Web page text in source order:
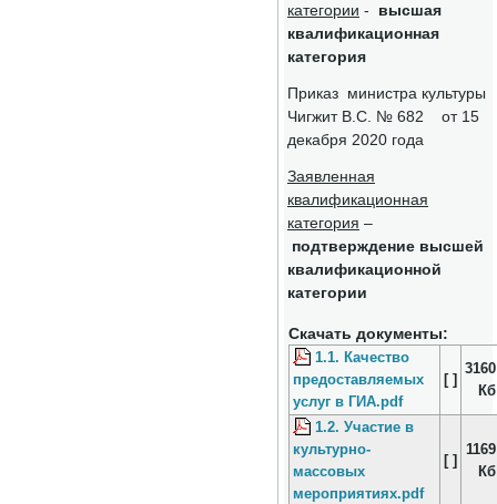
категории - высшая
квалификационная
категория
Приказ министра культуры
Чигжит В.С. № 682 от 15
декабря 2020 года
Заявленная
квалификационная
категория –
подтверждение высшей
квалификационной
категории
Скачать документы:
1.1. Качество
предоставляемых
услуг в ГИА.pdf
[ ]
3160
Кб
1.2. Участие в
культурно-
массовых
мероприятиях.pdf
[ ]
1169
Кб